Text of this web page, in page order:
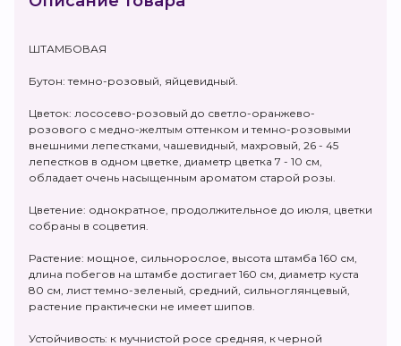
ШТАМБОВАЯ
Бутон: темно-розовый, яйцевидный.
Цветок: лососево-розовый до светло-оранжево-
розового с медно-желтым оттенком и темно-розовыми
внешними лепестками, чашевидный, махровый, 26 - 45
лепестков в одном цветке, диаметр цветка 7 - 10 см,
обладает очень насыщенным ароматом старой розы.
Цветение: однократное, продолжительное до июля, цветки
собраны в соцветия.
Растение: мощное, сильнорослое, высота штамба 160 см,
длина побегов на штамбе достигает 160 см, диаметр куста
80 см, лист темно-зеленый, средний, сильноглянцевый,
растение практически не имеет шипов.
Устойчивость: к мучнистой росе средняя, к черной